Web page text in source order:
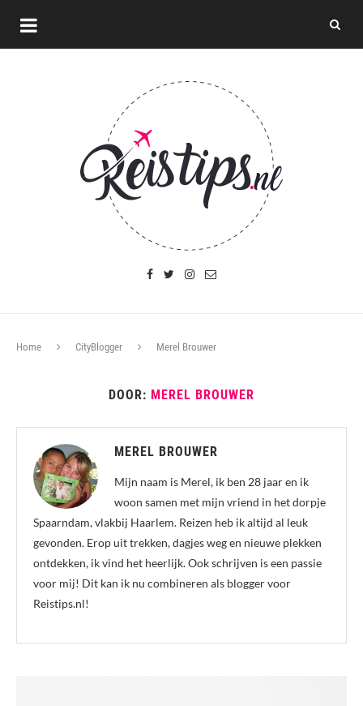
Home CityBlogger Merel Brouwer
DOOR: MEREL BROUWER
MEREL BROUWER
Mijn naam is Merel, ik ben 28 jaar en ik
woon samen met mijn vriend in het dorpje
Spaarndam, vlakbij Haarlem. Reizen heb ik altijd al leuk
gevonden. Erop uit trekken, dagjes weg en nieuwe plekken
ontdekken, ik vind het heerlijk. Ook schrijven is een passie
voor mij! Dit kan ik nu combineren als blogger voor
Reistips.nl!